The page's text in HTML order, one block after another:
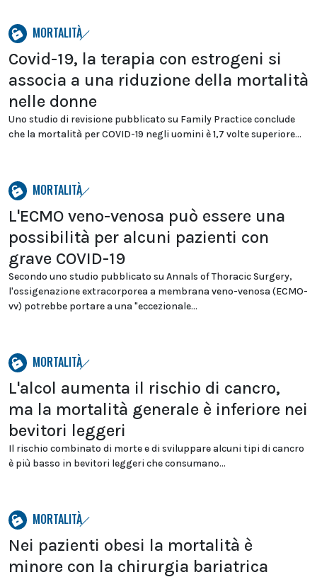
MORTALITÀ
Covid-19, la terapia con estrogeni si
associa a una riduzione della mortalità
nelle donne
Uno studio di revisione pubblicato su Family Practice conclude
che la mortalità per COVID-19 negli uomini è 1,7 volte superiore...
MORTALITÀ
L'ECMO veno-venosa può essere una
possibilità per alcuni pazienti con
grave COVID-19
Secondo uno studio pubblicato su Annals of Thoracic Surgery,
l'ossigenazione extracorporea a membrana veno-venosa (ECMO-
vv) potrebbe portare a una "eccezionale...
MORTALITÀ
L'alcol aumenta il rischio di cancro,
ma la mortalità generale è inferiore nei
bevitori leggeri
Il rischio combinato di morte e di sviluppare alcuni tipi di cancro
è più basso in bevitori leggeri che consumano...
MORTALITÀ
Nei pazienti obesi la mortalità è
minore con la chirurgia bariatrica